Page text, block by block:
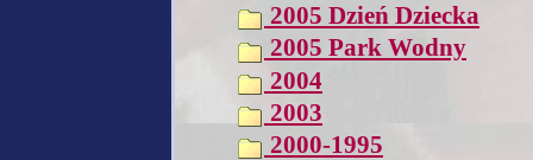
2005 Dzień Dziecka
2005 Park Wodny
2004
2003
2000-1995